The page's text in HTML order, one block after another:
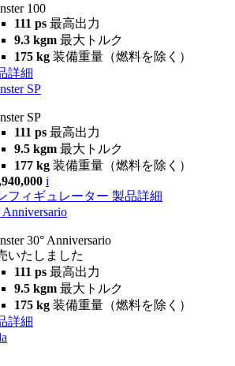
100
111 ps 最高出力
9.3 kgm 最大トルク
175 kg 装備重量（燃料を除く）
詳細
SP
SP
111 ps 最高出力
9.5 kgm 最大トルク
177 kg 装備重量（燃料を除く）
i
フィギュレーター 製品詳細
Anniversario
30° Anniversario
いたしました
111 ps 最高出力
9.5 kgm 最大トルク
175 kg 装備重量（燃料を除く）
詳細